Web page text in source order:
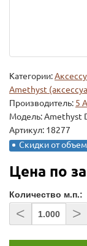
Категории:
Amethyst
Производитель: 5
Модель:Amethyst
Артикул: 18277
Скидки от
Цена по
Количество м.п.:
< >